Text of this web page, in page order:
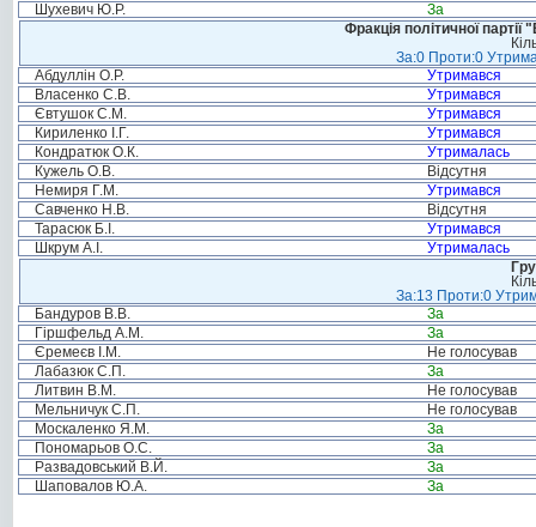
Шухевич Ю.Р.
За
Фракція політичної
За:0 Проти:0
Абдуллін О.Р.
Утримався
Власенко С.В.
Утримався
Євтушок С.М.
Утримався
Кириленко І.Г.
Утримався
Кондратюк О.К.
Утрималась
Кужель О.В.
Відсутня
Немиря Г.М.
Утримався
Савченко Н.В.
Відсутня
Тарасюк Б.І.
Утримався
Шкрум А.І.
Утрималась
За:13 Проти:0
Бандуров В.В.
За
Гіршфельд А.М.
За
Єремеєв І.М.
Не голосував
Лабазюк С.П.
За
Литвин В.М.
Не голосував
Мельничук С.П.
Не голосував
Москаленко Я.М.
За
Пономарьов О.С.
За
Развадовський В.Й.
За
Шаповалов Ю.А.
За